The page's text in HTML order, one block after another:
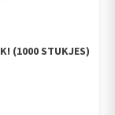
(1000 STUKJES)